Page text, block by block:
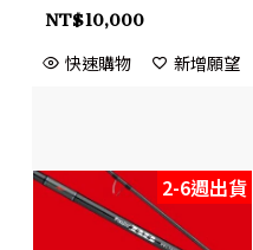
NT$10,000
快速購物 新增願望
2-6週出貨